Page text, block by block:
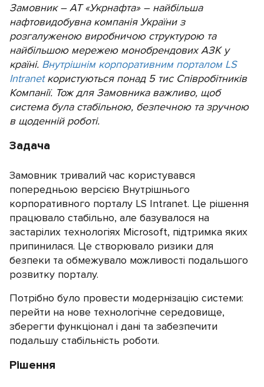
Замовник – АТ «Укрнафта» – найбільша
нафтовидобувна компанія України з
розгалуженою виробничою структурою та
найбільшою мережею монобрендових АЗК у
країні. Внутрішнім корпоративним порталом LS
Intranetкористуються понад 5 тис Співробітників
Компанії. Тож для Замовника важливо, щоб
система була стабільною, безпечною та зручною
в щоденній роботі.
Задача
Замовник тривалий час користувався
попередньою версією Внутрішнього
корпоративного порталу LS Intranet. Це рішення
працювало стабільно, але базувалося на
застарілих технологіях Microsoft, підтримка яких
припинилася. Це створювало ризики для
безпеки та обмежувало можливості подальшого
розвитку порталу.
Потрібно було провести модернізацію системи:
перейти на нове технологічне середовище,
зберегти функціонал і дані та забезпечити
подальшу стабільність роботи.
Рішення